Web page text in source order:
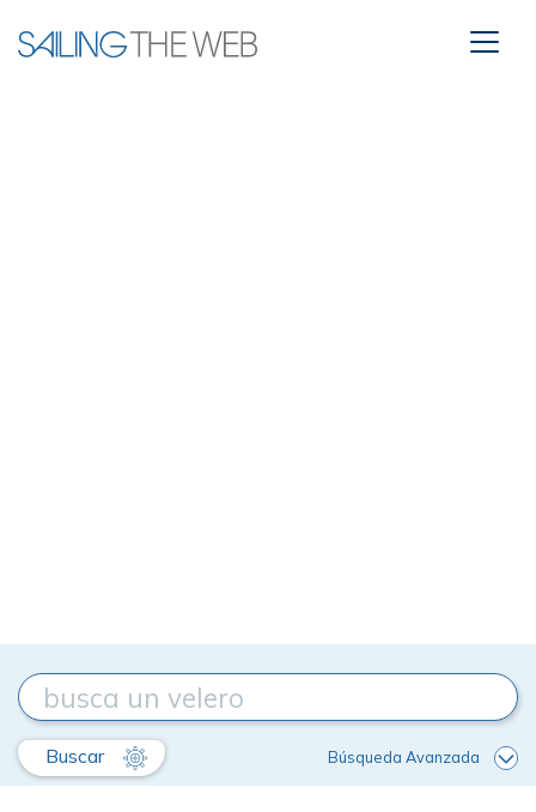
Buscar Búsqueda Avanzada